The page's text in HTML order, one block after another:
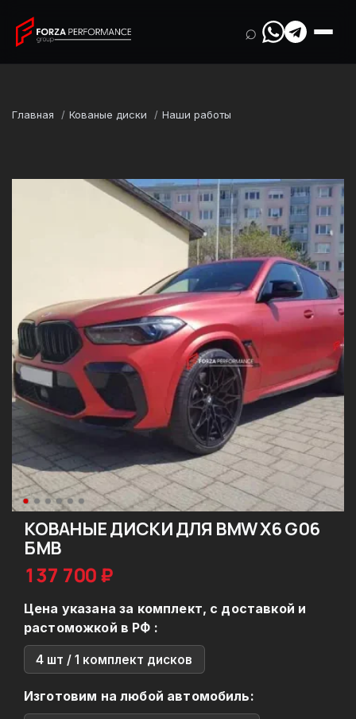
⌕
Главная Кованые диски Наши работы
КОВАНЫЕ ДИСКИ ДЛЯ BMW X6 G06
БМВ
137 700 ₽
Цена указана за комплект, с доставкой и
растоможкой в РФ :
4 шт / 1 комплект дисков
Изготовим на любой автомобиль: